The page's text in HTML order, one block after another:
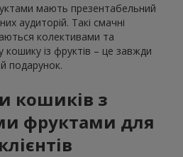
мають презентабельний
аудиторій. Такі смачні
колективами та
із фруктів – це завжди
подарунок.
кошиків з
фруктами для